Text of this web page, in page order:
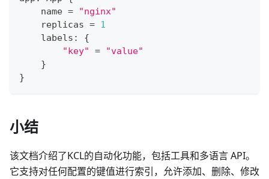
    name
=
"nginx"
    replicas
= 1
    labels
:
{
"key"
=
"value"
}
}
小结
该文档介绍了KCL的自动化功能，包括工具和多语言 API。
它支持对任何配置的键值进行索引，允许添加、删除、修改